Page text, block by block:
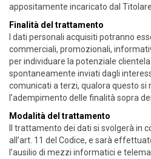
appositamente incaricato dal Titolare.
Finalità del trattamento
I dati personali acquisiti potranno
commerciali, promozionali,
per individuare la potenziale
spontaneamente inviati dagli
comunicati a terzi, qualora questo si
l’adempimento delle finalità sopra
Modalità del trattamento
Il trattamento dei dati si svolgerà in
all’art. 11 del Codice, e sarà
l’ausilio di mezzi informatici e